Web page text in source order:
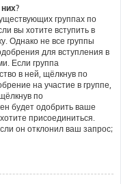
группах по
вы хотите вступить в
Однако не все группы
для вступления в
Если группа
в ней, щёлкнув по
на участие в группе,
по
будет одобрить ваше
присоединиться.
он отклонил ваш запрос;